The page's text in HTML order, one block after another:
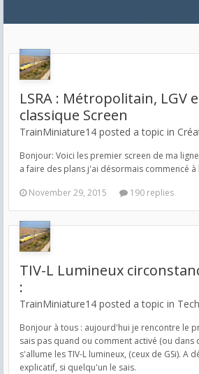
LSRA : Métropolitain, LGV
classique Screen
TrainMiniature14 posted a topic in
Bonjour: Voici les premier screen de ma
a faire des plans j'ai désormais commencé à
November 29, 2015
190 replies
TIV-L Lumineux
:
TrainMiniature14 posted a topic in
Bonjour à tous : aujourd'hui je rencontre le
sais pas quand ou comment activé (ou dans
s'allume les TIV-L lumineux, (ceux de GSi). A
explicatif, si quelqu'un le sais.